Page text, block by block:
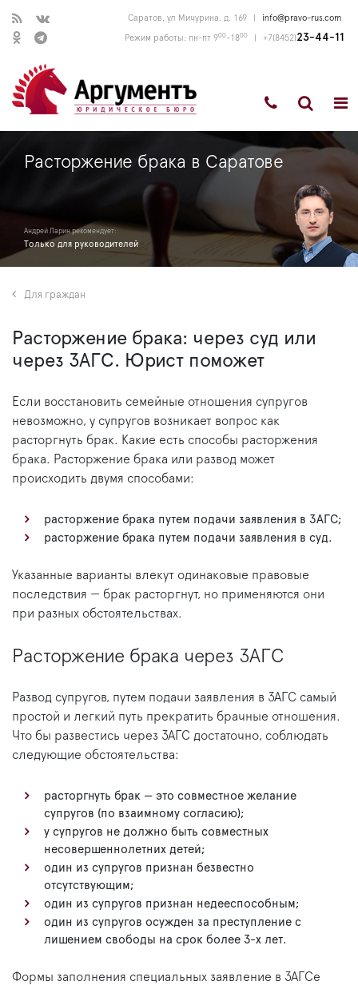
Саратов, ул Мичурина, д. 169 info@pravo-rus.com
Режим работы: пн-пт 900-1800 +7(8452)23-44-11
Расторжение брака в Саратове
Андрей Ларин рекомендует:
Только для руководителей
Для граждан
Расторжение брака: через суд или
через ЗАГС. Юрист поможет
Если восстановить семейные отношения супругов
невозможно, у супругов возникает вопрос как
расторгнуть брак. Какие есть способы расторжения
брака. Расторжение брака или развод может
происходить двумя способами:
расторжение брака путем подачи заявления в ЗАГС;
расторжение брака путем подачи заявления в суд.
Указанные варианты влекут одинаковые правовые
последствия — брак расторгнут, но применяются они
при разных обстоятельствах.
Расторжение брака через ЗАГС
Развод супругов, путем подачи заявления в ЗАГС самый
простой и легкий путь прекратить брачные отношения.
Что бы развестись через ЗАГС достаточно, соблюдать
следующие обстоятельства:
расторгнуть брак — это совместное желание
супругов (по взаимному согласию);
у супругов не должно быть совместных
несовершеннолетних детей;
один из супругов признан безвестно
отсутствующим;
один из супругов признан недееспособным;
один из супругов осужден за преступление с
лишением свободы на срок более 3-х лет.
Формы заполнения специальных заявление в ЗАГСе